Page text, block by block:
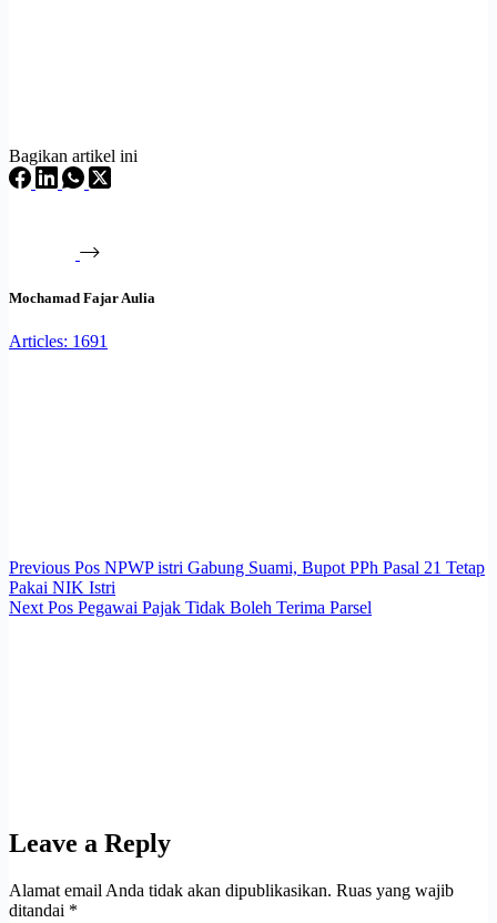
Bagikan artikel ini
Mochamad Fajar Aulia
Articles: 1691
Previous Pos NPWP istri Gabung Suami, Bupot PPh Pasal 21 Tetap
Pakai NIK Istri
Next Pos Pegawai Pajak Tidak Boleh Terima Parsel
Leave a Reply
Alamat email Anda tidak akan dipublikasikan. Ruas yang wajib
ditandai *